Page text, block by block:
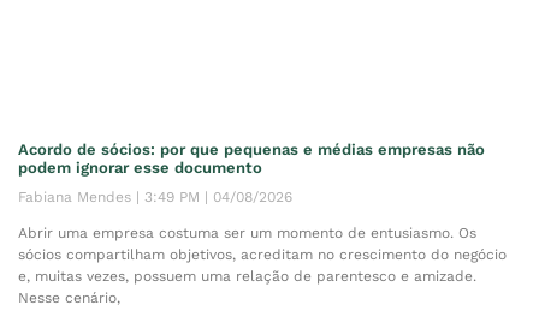
Acordo de sócios: por que pequenas e médias empresas não
podem ignorar esse documento
Fabiana Mendes 3:49 PM 04/08/2026
Abrir uma empresa costuma ser um momento de entusiasmo. Os
sócios compartilham objetivos, acreditam no crescimento do negócio
e, muitas vezes, possuem uma relação de parentesco e amizade.
Nesse cenário,